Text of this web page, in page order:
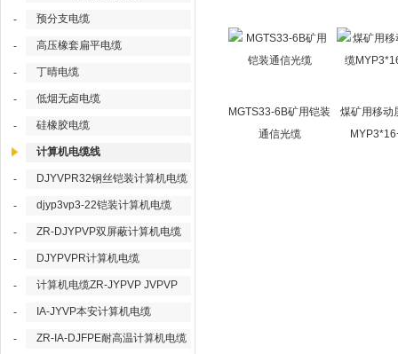
- 预分支电缆
- 高压橡套扁平电缆
- 丁晴电缆
- 低烟无卤电缆
- 硅橡胶电缆
计算机电缆线
- DJYVPR32钢丝铠装计算机电缆
- djyp3vp3-22铠装计算机电缆
- ZR-DJYPVP双屏蔽计算机电缆
- DJYPVPR计算机电缆
- 计算机电缆ZR-JYPVP JVPVP
- IA-JYVP本安计算机电缆
- ZR-IA-DJFPE耐高温计算机电缆
MGTS33-6B矿用铠装
通信光缆
煤矿用移动